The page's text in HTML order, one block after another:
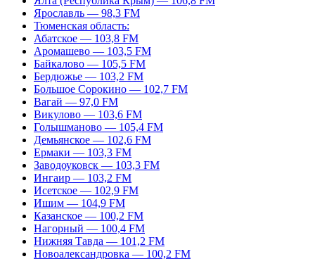
Ярославль — 98,3 FM
Тюменская область:
Абатское — 103,8 FM
Аромашево — 103,5 FM
Байкалово — 105,5 FM
Бердюжье — 103,2 FM
Большое Сорокино — 102,7 FM
Вагай — 97,0 FM
Викулово — 103,6 FM
Голышманово — 105,4 FM
Демьянское — 102,6 FM
Ермаки — 103,3 FM
Заводоуковск — 103,3 FM
Ингаир — 103,2 FM
Исетское — 102,9 FM
Ишим — 104,9 FM
Казанское — 100,2 FM
Нагорный — 100,4 FM
Нижняя Тавда — 101,2 FM
Новоалександровка — 100,2 FM